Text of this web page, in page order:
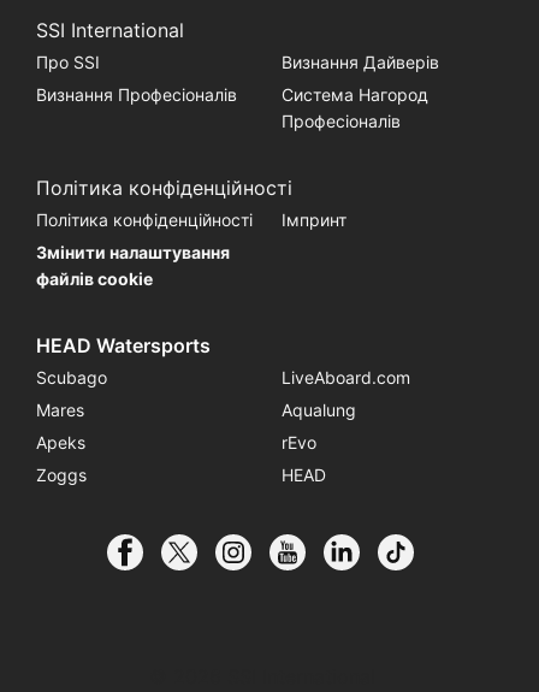
SSI International
Про SSI
Визнання Дайверів
Визнання Професіоналів
Система Нагород
Професіоналів
Політика конфіденційності
Політика конфіденційності
Імпринт
Змінити налаштування
файлів cookie
HEAD Watersports
Scubago
LiveAboard.com
Mares
Aqualung
Apeks
rEvo
Zoggs
HEAD